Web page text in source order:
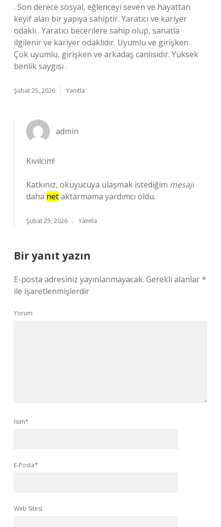
. Son derece sosyal, eğlenceyi seven ve hayattan
keyif alan bir yapıya sahiptir. Yaratıcı ve kariyer
odaklı . Yaratıcı becerilere sahip olup, sanatla
ilgilenir ve kariyer odaklıdır. Uyumlu ve girişken .
Çok uyumlu, girişken ve arkadaş canlısıdır. Yüksek
benlik saygısı .
Şubat 25, 2026 Yanıtla
admin
Kıvılcım!
Katkınız, okuyucuya ulaşmak istediğim mesajı
daha netaktarmama yardımcı oldu.
Şubat 25, 2026 Yanıtla
Bir yanıt yazın
E-posta adresiniz yayınlanmayacak. Gerekli alanlar*
ile işaretlenmişlerdir
Yorum
İsim*
E-Posta*
Web Sitesi